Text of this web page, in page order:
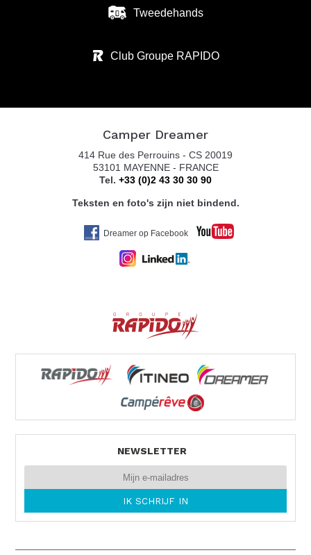
Tweedehands
Club Groupe RAPIDO
Camper Dreamer
414 Rue des Perrouins - CS 20019
53101 MAYENNE - FRANCE
Tel. +33 (0)2 43 30 30 90
Teksten en foto's zijn niet bindend.
Dreamer op Facebook
NEWSLETTER